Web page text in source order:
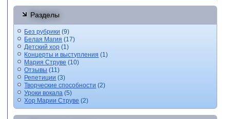
Разделы
Без рубрики (9)
Белая Магия (17)
Детский хор (1)
Концерты и выступления (1)
Мария Струве (10)
Отзывы (11)
Репетиции (3)
Творческие способности (2)
Уроки вокала (5)
Хор Марии Струве (2)